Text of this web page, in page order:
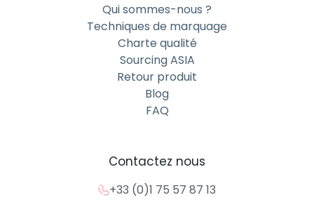
Qui sommes-nous ?
Techniques de marquage
Charte qualité
Sourcing ASIA
Retour produit
Blog
FAQ
Contactez nous
+33 (0)1 75 57 87 13